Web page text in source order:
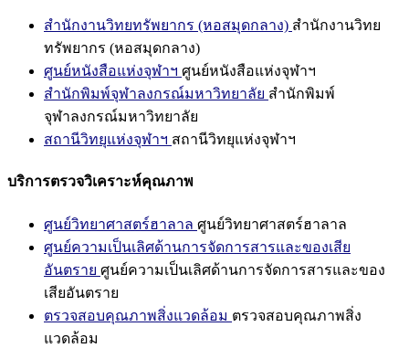
สำนักงานวิทยทรัพยากร (หอสมุดกลาง) สำนักงานวิทย
ทรัพยากร (หอสมุดกลาง)
ศูนย์หนังสือแห่งจุฬาฯ ศูนย์หนังสือแห่งจุฬาฯ
สำนักพิมพ์จุฬาลงกรณ์มหาวิทยาลัย สำนักพิมพ์
จุฬาลงกรณ์มหาวิทยาลัย
สถานีวิทยุแห่งจุฬาฯ สถานีวิทยุแห่งจุฬาฯ
บริการตรวจวิเคราะห์คุณภาพ
ศูนย์วิทยาศาสตร์ฮาลาล ศูนย์วิทยาศาสตร์ฮาลาล
ศูนย์ความเป็นเลิศด้านการจัดการสารและของเสีย
อันตราย ศูนย์ความเป็นเลิศด้านการจัดการสารและของ
เสียอันตราย
ตรวจสอบคุณภาพสิ่งแวดล้อม ตรวจสอบคุณภาพสิ่ง
แวดล้อม